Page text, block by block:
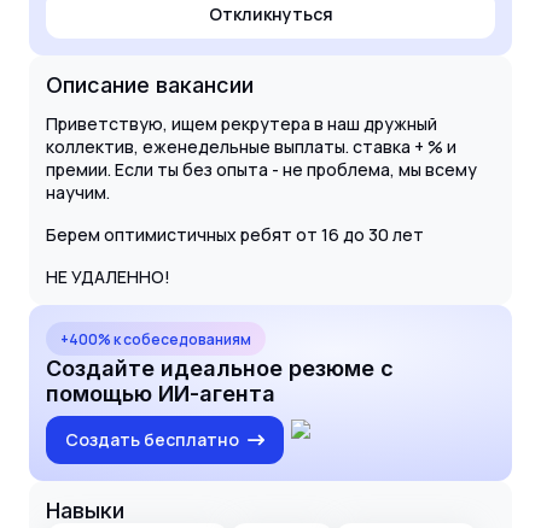
Откликнуться
Описание вакансии
Приветствую, ищем рекрутера в наш дружный
коллектив, еженедельные выплаты. ставка + % и
премии. Если ты без опыта - не проблема, мы всему
научим.
Берем оптимистичных ребят от 16 до 30 лет
НЕ УДАЛЕННО!
+400% к собеседованиям
Создайте идеальное резюме с
помощью ИИ-агента
Создать бесплатно
Навыки